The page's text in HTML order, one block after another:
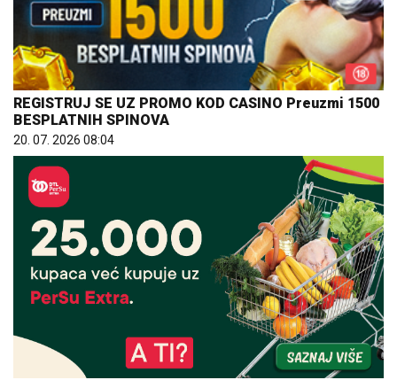
REGISTRUJ SE UZ PROMO KOD CASINO Preuzmi 1500
BESPLATNIH SPINOVA
20. 07. 2026 08:04